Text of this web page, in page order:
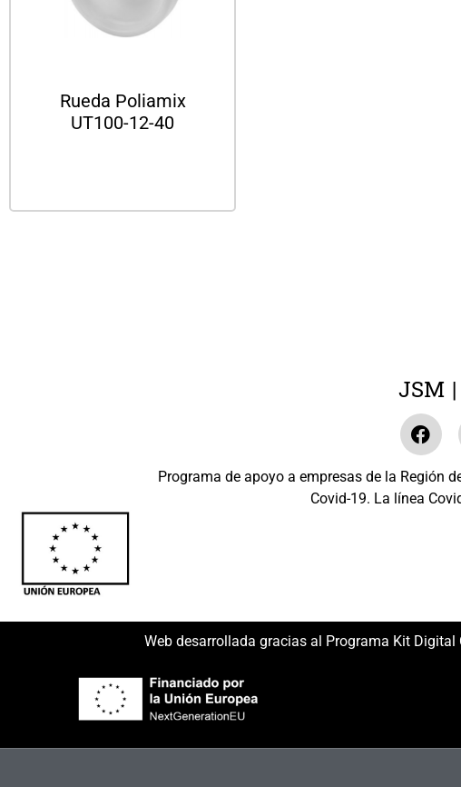
Rueda Poliamix
UT100-12-40
JSM
Programa de apoyo a empresas de la Región
Covid-19. La línea
Web desarrollada gracias al Programa Kit